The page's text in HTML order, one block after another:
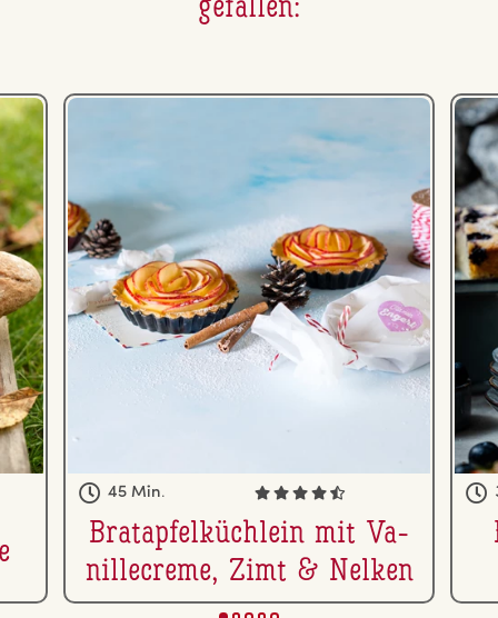
gefallen:
45 Min.
Brat­ap­fel­küch­lein mit Va­
nille­creme, Zimt & Nelken